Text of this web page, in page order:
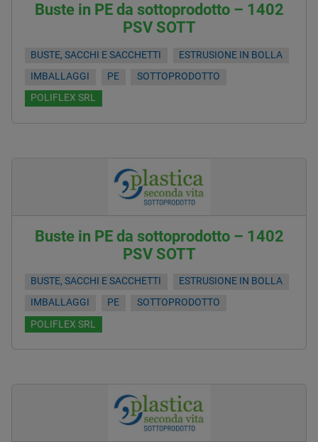
Buste in PE da sottoprodotto – 1402
PSV SOTT
BUSTE, SACCHI E SACCHETTI
ESTRUSIONE IN BOLLA
IMBALLAGGI
PE
SOTTOPRODOTTO
POLIFLEX SRL
Buste in PE da sottoprodotto – 1402
PSV SOTT
BUSTE, SACCHI E SACCHETTI
ESTRUSIONE IN BOLLA
IMBALLAGGI
PE
SOTTOPRODOTTO
POLIFLEX SRL